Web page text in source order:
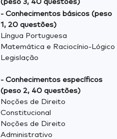
(peso 3, 40 questões)
- Conhecimentos básicos (peso
1, 20 questões)
Língua Portuguesa
Matemática e Raciocínio-Lógico
Legislação
- Conhecimentos específicos
(peso 2, 40 questões)
Noções de Direito
Constitucional
Noções de Direito
Administrativo